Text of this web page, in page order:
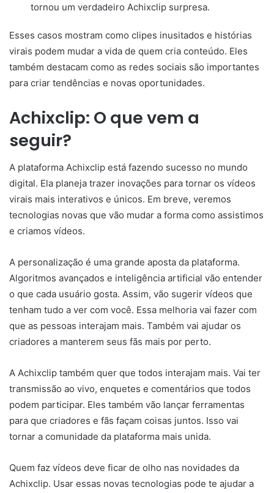
tornou um verdadeiro Achixclip surpresa.
Esses casos mostram como clipes inusitados e histórias
virais podem mudar a vida de quem cria conteúdo. Eles
também destacam como as redes sociais são importantes
para criar tendências e novas oportunidades.
Achixclip: O que vem a
seguir?
A plataforma Achixclip está fazendo sucesso no mundo
digital. Ela planeja trazer inovações para tornar os vídeos
virais mais interativos e únicos. Em breve, veremos
tecnologias novas que vão mudar a forma como assistimos
e criamos vídeos.
A personalização é uma grande aposta da plataforma.
Algoritmos avançados e inteligência artificial vão entender
o que cada usuário gosta. Assim, vão sugerir vídeos que
tenham tudo a ver com você. Essa melhoria vai fazer com
que as pessoas interajam mais. Também vai ajudar os
criadores a manterem seus fãs mais por perto.
A Achixclip também quer que todos interajam mais. Vai ter
transmissão ao vivo, enquetes e comentários que todos
podem participar. Eles também vão lançar ferramentas
para que criadores e fãs façam coisas juntos. Isso vai
tornar a comunidade da plataforma mais unida.
Quem faz vídeos deve ficar de olho nas novidades da
Achixclip. Usar essas novas tecnologias pode te ajudar a